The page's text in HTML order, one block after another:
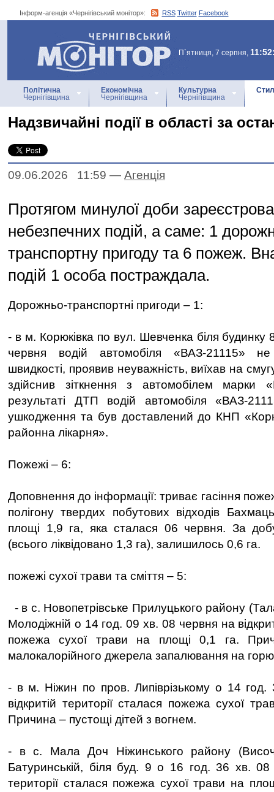
Інформ-агенція «Чернігівський монітор»: RSS Twitter Facebook
Інформ-агенція
«Чернігівський монітор»
П`ятниця, 7 серпня,
Політична
Чернігівщина
Економічна
Чернігівщина
Культурна
Чернігівщина
Надзвичайні події в області за
09.06.2026 11:59 — Агенцiя
Протягом минулої доби
небезпечних подій, а саме: 1
транспортну пригоду та 6 пожеж.
подій 1 особа постраждала.
Дорожньо-транспортні пригоди – 1:
- в м. Корюківка по вул. Шевченка біля будинку
червня водій автомобіля «ВАЗ-21115»
швидкості, проявив неуважність, виїхав на
здійснив зіткнення з автомобілем марки
результаті ДТП водій автомобіля «ВАЗ-
ушкодження та був доставлений до КНП
районна лікарня».
Пожежі – 6:
Доповнення до інформації: триває гасіння
полігону твердих побутових відходів
площі 1,9 га, яка сталася 06 червня. За
(всього ліквідовано 1,3 га), залишилось 0,6 га.
пожежі сухої трави та сміття – 5:
- в с. Новопетрівське Прилуцького району
Молодіжній о 14 год. 09 хв. 08 червня на
пожежа сухої трави на площі 0,1 га.
малокалорійного джерела запалювання на
- в м. Ніжин по пров. Липіврізькому о 14
відкритій території сталася пожежа сухої
Причина – пустощі дітей з вогнем.
- в с. Мала Доч Ніжинського району
Батуринській, біля буд. 9 о 16 год. 36 хв. 08
території сталася пожежа сухої трави на